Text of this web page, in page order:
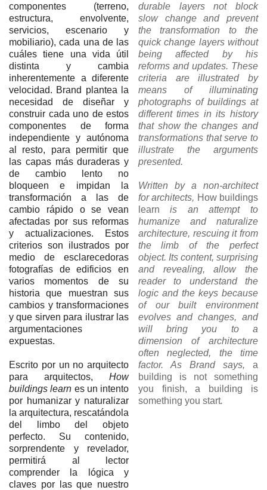
componentes (terreno,
estructura, envolvente,
servicios, escenario y
mobiliario), cada una de las
cuáles tiene una vida útil
distinta y cambia
inherentemente a diferente
velocidad. Brand plantea la
necesidad de diseñar y
construir cada uno de estos
componentes de forma
independiente y autónoma
al resto, para permitir que
las capas más duraderas y
de cambio lento no
bloqueen e impidan la
transformación a las de
cambio rápido o se vean
afectadas por sus reformas
y actualizaciones. Estos
criterios son ilustrados por
medio de esclarecedoras
fotografías de edificios en
varios momentos de su
historia que muestran sus
cambios y transformaciones
y que sirven para ilustrar las
argumentaciones
expuestas.
Escrito por un no arquitecto
para arquitectos,How
buildings learn es un intento
por humanizar y naturalizar
la arquitectura, rescatándola
del limbo del objeto
perfecto. Su contenido,
sorprendente y revelador,
permitirá al lector
comprender la lógica y
claves por las que nuestro
durable layers not block
slow change and prevent
the transformation to the
quick change layers without
being affected by his
reforms and updates. These
criteria are illustrated by
means of illuminating
photographs of buildings at
different times in its history
that show the changes and
transformations that serve to
illustrate the arguments
presented.
Written by a non-architect
for architects, How buildings
learn is an attempt to
humanize and naturalize
architecture, rescuing it from
the limb of the perfect
object. Its content, surprising
and revealing, allow the
reader to understand the
logic and the keys because
of our built environment
evolves and changes, and
will bring you to a
dimension of architecture
often neglected, the time
factor. As Brand says, a
building is not something
you finish, a building is
something you start.